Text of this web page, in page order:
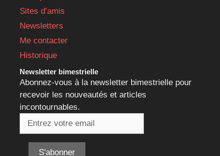
Sites d’amis
Newsletters
Me contacter
Historique
Newsletter bimestrielle
Abonnez-vous à la newsletter bimestrielle pour
recevoir les nouveautés et articles
incontournables.